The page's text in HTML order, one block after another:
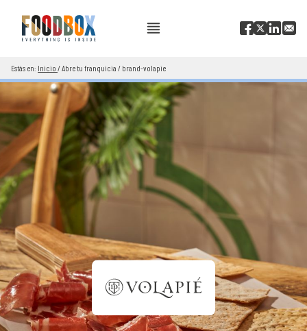
Estás en: Inicio /Abre tu franquicia / brand-volapie